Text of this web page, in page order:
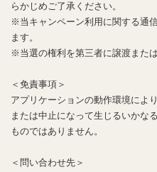
らかじめご了承ください。
※当キャンペーン利用に関する通
ます。
※当選の権利を第三者に譲渡また
＜免責事項＞
アプリケーションの動作環境によ
または中止になって生じるいかな
ものではありません。
＜問い合わせ先＞